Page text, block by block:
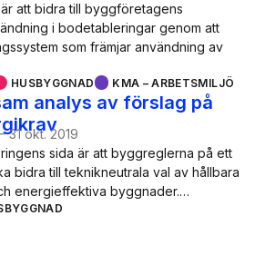
att bidra till byggföretagens
i bodetableringar genom att
som främjar användning av
HUSBYGGNAD KMA – ARBETSMILJÖ
analys av förslag på
– 31 okt. 2019
sida är att byggreglerna på ett
bidra till teknikneutrala val av hållbara
energieffektiva byggnader.…